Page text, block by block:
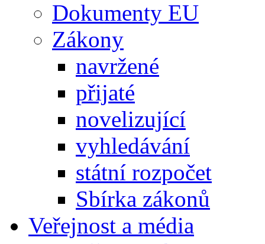
Dokumenty EU
Zákony
navržené
přijaté
novelizující
vyhledávání
státní rozpočet
Sbírka zákonů
Veřejnost a média